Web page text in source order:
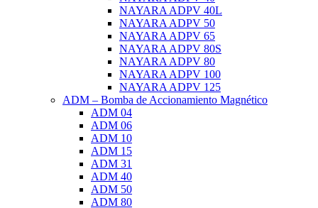
NAYARA ADPV 40L
NAYARA ADPV 50
NAYARA ADPV 65
NAYARA ADPV 80S
NAYARA ADPV 80
NAYARA ADPV 100
NAYARA ADPV 125
ADM – Bomba de Accionamiento Magnético
ADM 04
ADM 06
ADM 10
ADM 15
ADM 31
ADM 40
ADM 50
ADM 80